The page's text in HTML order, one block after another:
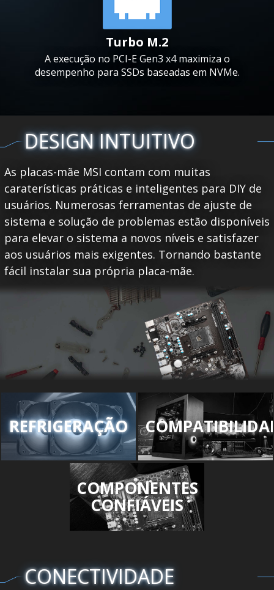
Turbo M.2
A execução no PCI-E Gen3 x4 maximiza o
desempenho para SSDs baseadas em NVMe.
DESIGN INTUITIVO
As placas-mãe MSI contam com muitas
caraterísticas práticas e inteligentes para DIY de
usuários. Numerosas ferramentas de ajuste de
sistema e solução de problemas estão disponíveis
para elevar o sistema a novos níveis e satisfazer
aos usuários mais exigentes. Tornando bastante
fácil instalar sua própria placa-mãe.
REFRIGERAÇÃO
COMPONENTES
CONFIÁVEIS
CONECTIVIDADE